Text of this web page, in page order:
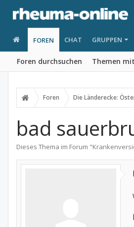
FOREN
Foren durchsuchen Themen
CHAT GRUPPEN
Foren Die Länderecke:
bad
Dieses Thema im Forum "